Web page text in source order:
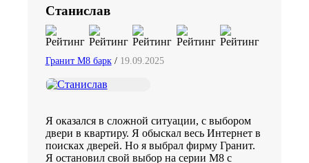
Станислав
Гранит М8 барк/ 19.09.2025
Я оказался в сложной ситуации, с выбором
двери в квартиру. Я обыскал весь Интернет в
поисках дверей. Но я выбрал фирму Гранит.
Я остановил свой выбор на серии М8 с